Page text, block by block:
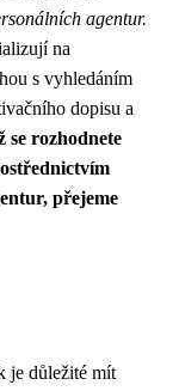
agentur.
na
s vyhledáním
dopisu a
se rozhodnete
přejeme
je důležité mít